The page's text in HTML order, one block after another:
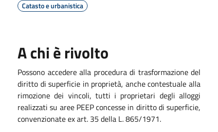
Catasto e urbanistica
A chi è rivolto
Possono accedere alla procedura di trasformazione del
diritto di superficie in proprietà, anche contestuale alla
rimozione dei vincoli, tutti i proprietari degli alloggi
realizzati su aree PEEP concesse in diritto di superficie,
convenzionate ex art. 35 della L. 865/1971.